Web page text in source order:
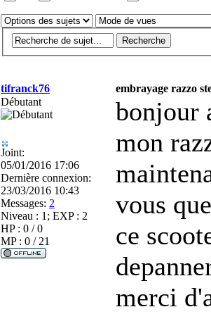
tifranck76
embrayage razzo
Débutant
Joint:
05/01/2016 17:06
Dernière connexion:
23/03/2016 10:43
Messages: 2
Niveau : 1; EXP : 2
HP : 0 / 0
MP : 0 / 21
bonjour
mon
vous
ce
merci